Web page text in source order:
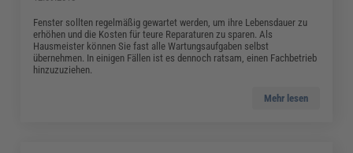
Fenster sollten regelmäßig gewartet werden, um ihre Lebensdauer zu
erhöhen und die Kosten für teure Reparaturen zu sparen. Als
Hausmeister können Sie fast alle Wartungsaufgaben selbst
übernehmen. In einigen Fällen ist es dennoch ratsam, einen Fachbetrieb
hinzuzuziehen.
Mehr lesen